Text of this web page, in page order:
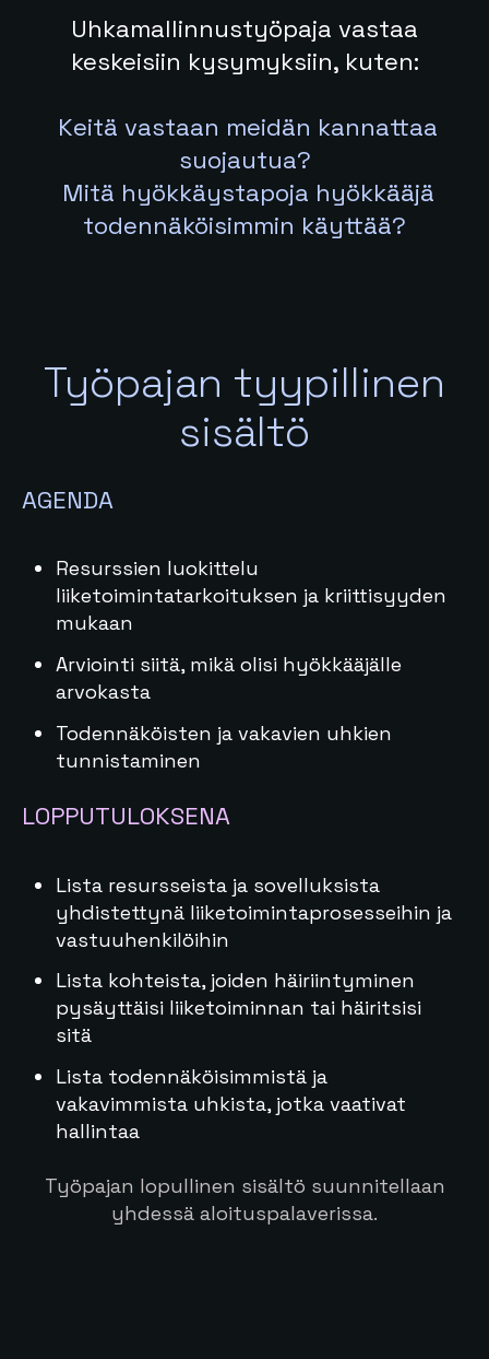
Uhkamallinnustyöpaja vastaa
keskeisiin kysymyksiin, kuten:
Keitä vastaan meidän kannattaa
suojautua?
Mitä hyökkäystapoja hyökkääjä
todennäköisimmin käyttää?
Työpajan tyypillinen
sisältö
AGENDA
Resurssien luokittelu
liiketoimintatarkoituksen ja kriittisyyden
mukaan
Arviointi siitä, mikä olisi hyökkääjälle
arvokasta
Todennäköisten ja vakavien uhkien
tunnistaminen
LOPPUTULOKSENA
Lista resursseista ja sovelluksista
yhdistettynä liiketoimintaprosesseihin ja
vastuuhenkilöihin
Lista kohteista, joiden häiriintyminen
pysäyttäisi liiketoiminnan tai häiritsisi
sitä
Lista todennäköisimmistä ja
vakavimmista uhkista, jotka vaativat
hallintaa
Työpajan lopullinen sisältö suunnitellaan
yhdessä aloituspalaverissa.